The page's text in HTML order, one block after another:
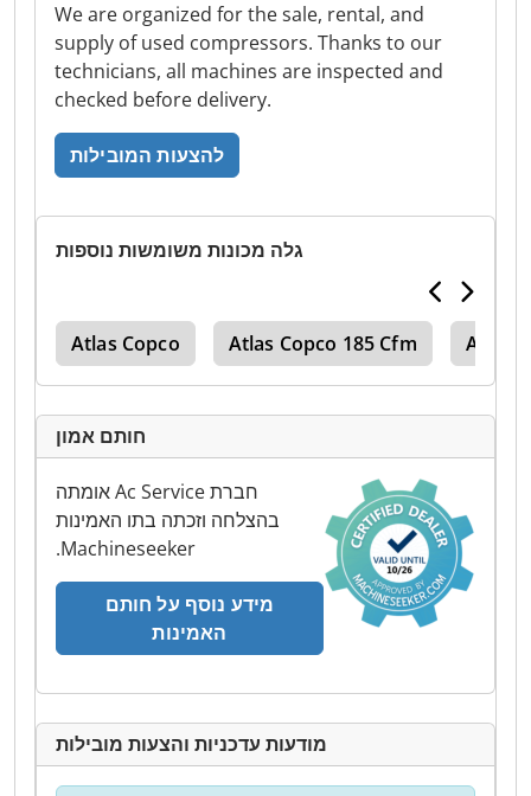
We are organized for the sale, rental, and
supply of used compressors. Thanks to our
technicians, all machines are inspected and
checked before delivery.
להצעות המובילות
גלה מכונות משומשות נוספות
Atlas Copco Atlas Copco 185 Cfm Atlas
חותם אמון
‫חברת Ac Service אומתה
בהצלחה וזכתה בתו האמינות
Machineseeker.
מידע נוסף על חותם
האמינות
מודעות עדכניות והצעות מובילות